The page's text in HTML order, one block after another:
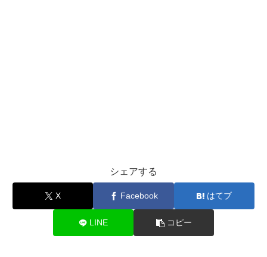
シェアする
X Facebook はてブ
LINE コピー